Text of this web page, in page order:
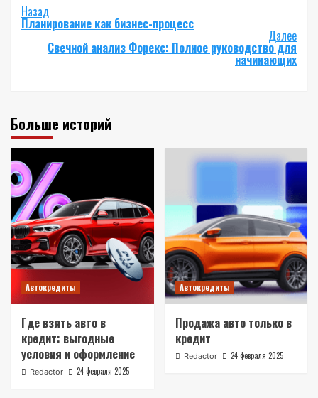
Post
Navigation
Назад
Планирование как бизнес-процесс
Далее
Свечной анализ Форекс: Полное руководство для
начинающих
Больше историй
Автокредиты
Где взять авто в
кредит: выгодные
условия и оформление
Redactor 24 февраля 2025
Автокредиты
Продажа авто только в
кредит
Redactor 24 февраля 2025